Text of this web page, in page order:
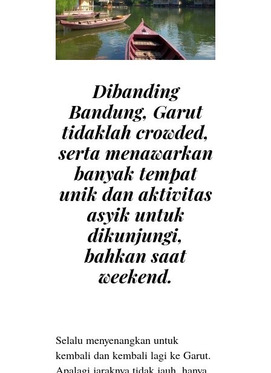
Dibanding
Bandung, Garut
tidaklah crowded,
serta menawarkan
banyak tempat
unik dan aktivitas
asyik untuk
dikunjungi,
bahkan saat
weekend.
Selalu menyenangkan untuk
kembali dan kembali lagi ke Garut.
Apalagi jaraknya tidak jauh, hanya